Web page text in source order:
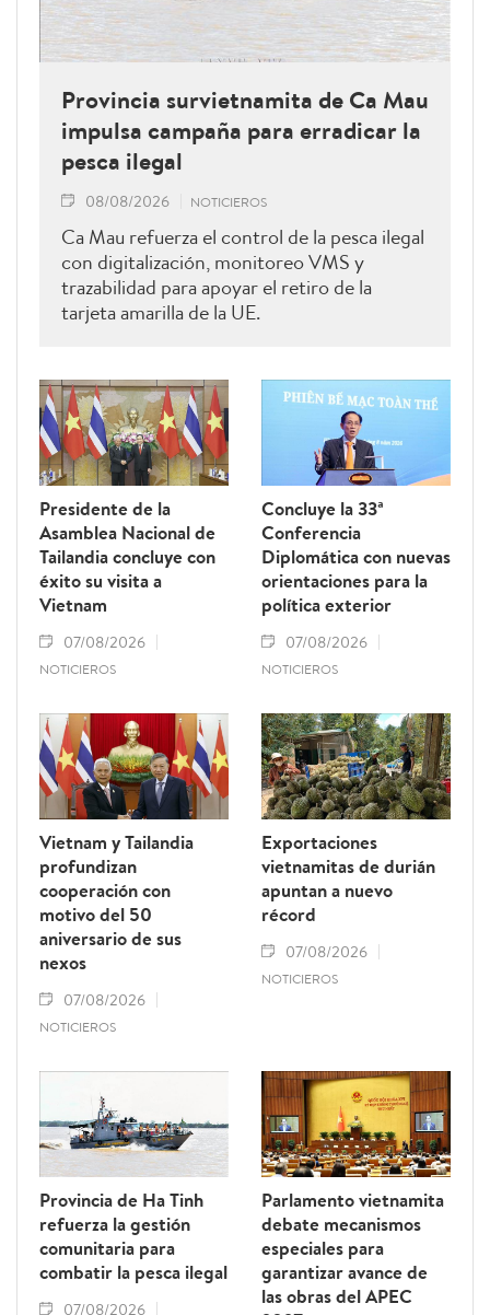
Provincia survietnamita de Ca Mau
impulsa campaña para erradicar la
pesca ilegal
08/08/2026 NOTICIEROS
Ca Mau refuerza el control de la pesca ilegal
con digitalización, monitoreo VMS y
trazabilidad para apoyar el retiro de la
tarjeta amarilla de la UE.
Presidente de la
Asamblea Nacional de
Tailandia concluye con
éxito su visita a
Vietnam
07/08/2026
NOTICIEROS
Concluye la 33ª
Conferencia
Diplomática con nuevas
orientaciones para la
política exterior
07/08/2026
NOTICIEROS
Vietnam y Tailandia
profundizan
cooperación con
motivo del 50
aniversario de sus
nexos
07/08/2026
NOTICIEROS
Exportaciones
vietnamitas de durián
apuntan a nuevo
récord
07/08/2026
NOTICIEROS
Provincia de Ha Tinh
refuerza la gestión
comunitaria para
combatir la pesca ilegal
07/08/2026
Parlamento vietnamita
debate mecanismos
especiales para
garantizar avance de
las obras del APEC